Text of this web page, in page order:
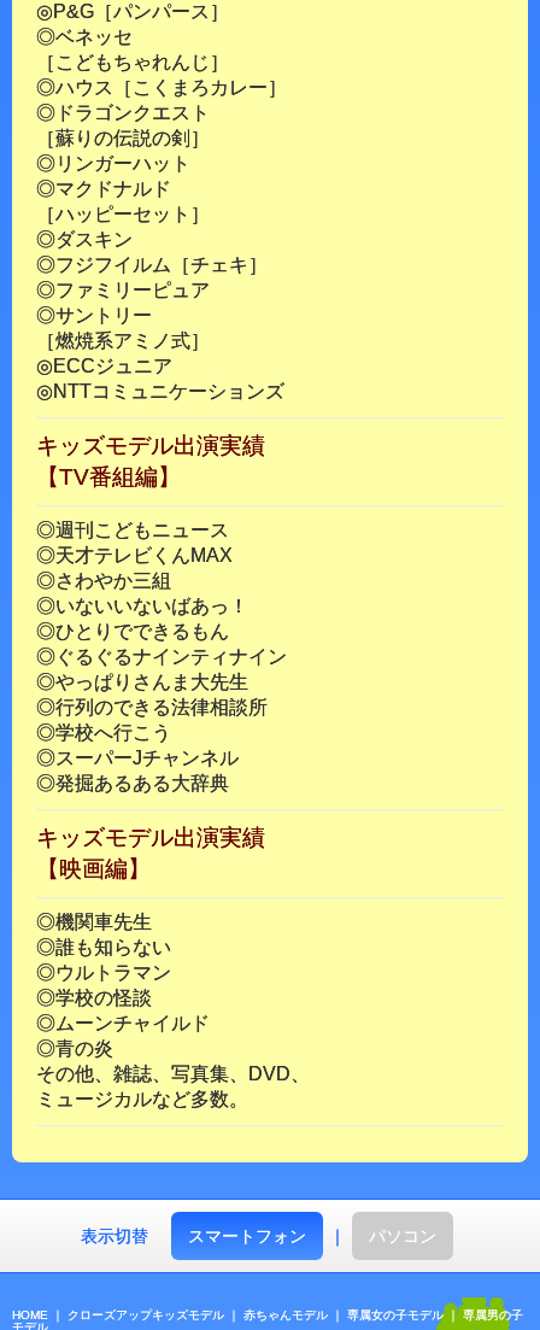
◎P&G［パンパース］
◎ベネッセ
［こどもちゃれんじ］
◎ハウス［こくまろカレー］
◎ドラゴンクエスト
［蘇りの伝説の剣］
◎リンガーハット
◎マクドナルド
［ハッピーセット］
◎ダスキン
◎フジフイルム［チェキ］
◎ファミリーピュア
◎サントリー
［燃焼系アミノ式］
◎ECCジュニア
◎NTTコミュニケーションズ
キッズモデル出演実績
【TV番組編】
◎週刊こどもニュース
◎天才テレビくんMAX
◎さわやか三組
◎いないいないばあっ！
◎ひとりでできるもん
◎ぐるぐるナインティナイン
◎やっぱりさんま大先生
◎行列のできる法律相談所
◎学校へ行こう
◎スーパーJチャンネル
◎発掘あるある大辞典
キッズモデル出演実績
【映画編】
◎機関車先生
◎誰も知らない
◎ウルトラマン
◎学校の怪談
◎ムーンチャイルド
◎青の炎
その他、雑誌、写真集、DVD、
ミュージカルなど多数。
表示切替 スマートフォン ｜ パソコン
HOME ｜ クローズアップキッズモデル ｜ 赤ちゃんモデル ｜ 専属女の子モデル｜ 専属男の子
モデル